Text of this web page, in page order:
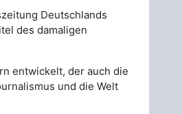
Deutschlands
des damaligen
entwickelt, der auch die
und die Welt